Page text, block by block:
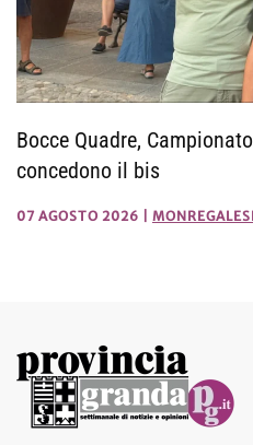
Bocce Quadre,
concedono il bis
07 AGOSTO 2026